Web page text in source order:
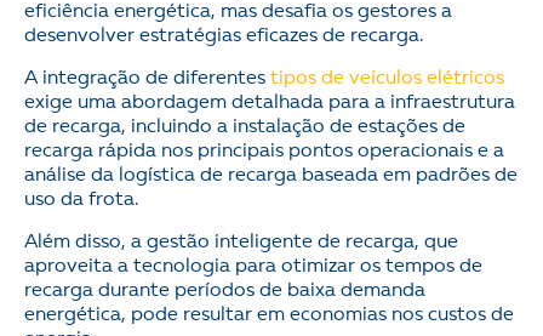
eficiência energética, mas desafia os gestores a
desenvolver estratégias eficazes de recarga.
A integração de diferentes tipos de veículos elétricos
exige uma abordagem detalhada para a infraestrutura
de recarga, incluindo a instalação de estações de
recarga rápida nos principais pontos operacionais e a
análise da logística de recarga baseada em padrões de
uso da frota.
Além disso, a gestão inteligente de recarga, que
aproveita a tecnologia para otimizar os tempos de
recarga durante períodos de baixa demanda
energética, pode resultar em economias nos custos de